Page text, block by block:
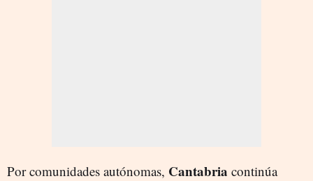
Por comunidades autónomas, Cantabria continúa